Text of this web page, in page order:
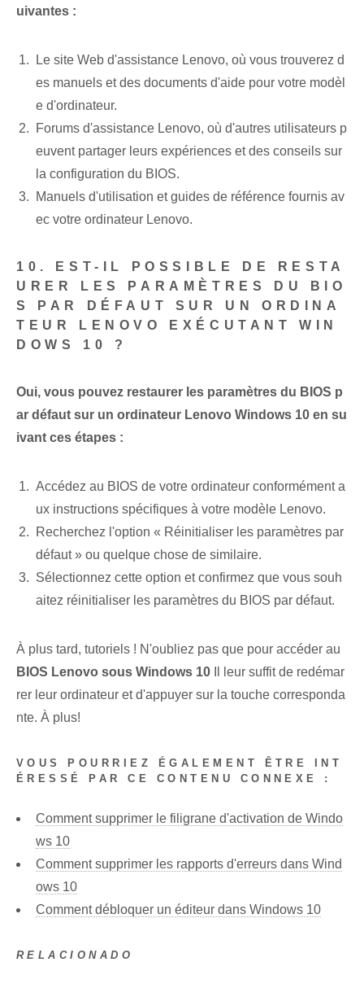
uivantes :
Le site Web d'assistance Lenovo, où vous trouverez d
es manuels et des documents d'aide pour votre modèl
e d'ordinateur.
Forums d'assistance Lenovo, où d'autres utilisateurs p
euvent partager leurs expériences et des conseils sur
la configuration du BIOS.
Manuels d'utilisation et guides de référence fournis av
ec votre ordinateur Lenovo.
10. EST-IL POSSIBLE DE RESTA
URER LES PARAMÈTRES DU BIO
S PAR DÉFAUT SUR UN ORDINA
TEUR LENOVO EXÉCUTANT WIN
DOWS 10 ?
Oui, vous pouvez restaurer les paramètres du BIOS p
ar défaut sur un ordinateur Lenovo Windows 10 en su
ivant ces étapes :
Accédez au BIOS de votre ordinateur conformément a
ux instructions spécifiques à votre modèle Lenovo.
Recherchez l'option « Réinitialiser les paramètres par
défaut » ou quelque chose de similaire.
Sélectionnez cette option et confirmez que vous souh
aitez réinitialiser les paramètres du BIOS par défaut.
À plus tard, tutoriels ! N'oubliez pas que pour accéder au
BIOS Lenovo sous Windows 10 Il leur suffit de redémar
rer leur ordinateur et d'appuyer sur la touche corresponda
nte. À plus!
VOUS POURRIEZ ÉGALEMENT ÊTRE INT
ÉRESSÉ PAR CE CONTENU CONNEXE :
Comment supprimer le filigrane d'activation de Windo
ws 10
Comment supprimer les rapports d'erreurs dans Wind
ows 10
Comment débloquer un éditeur dans Windows 10
RELACIONADO